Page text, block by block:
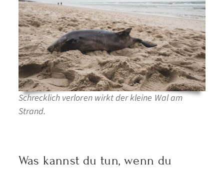
Schrecklich verloren wirkt der kleine Wal am
Strand.
Was kannst du tun, wenn du